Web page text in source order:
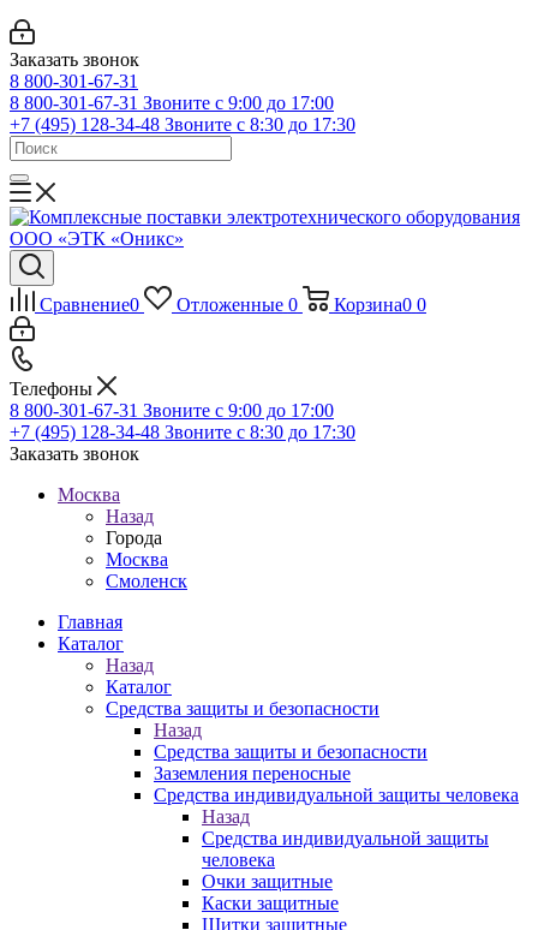
Заказать звонок
8 800-301-67-31
8 800-301-67-31 Звоните с 9:00 до 17:00
+7 (495) 128-34-48 Звоните с 8:30 до 17:30
Сравнение0 Отложенные 0 Корзина0 0
Телефоны
8 800-301-67-31 Звоните с 9:00 до 17:00
+7 (495) 128-34-48 Звоните с 8:30 до 17:30
Заказать звонок
Москва
Назад
Города
Москва
Смоленск
Главная
Каталог
Назад
Каталог
Средства защиты и безопасности
Назад
Средства защиты и безопасности
Заземления переносные
Средства индивидуальной защиты человека
Назад
Средства индивидуальной защиты
человека
Очки защитные
Каски защитные
Щитки защитные